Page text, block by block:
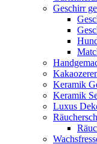
Geschirr
Keramik
Keramik
Luxus